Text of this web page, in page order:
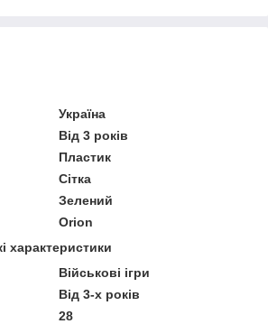
Україна
Від 3 років
Пластик
Сітка
Зелений
Orion
характеристики
Військові ігри
Від 3-х років
28